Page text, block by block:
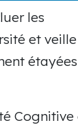
les
et
Cognitive